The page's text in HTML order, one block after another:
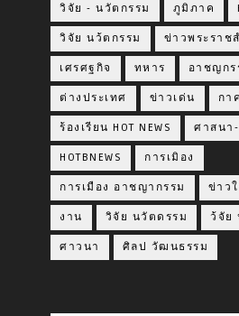
วิจัย - นวัตกรรม ภูมิภาค
วิจัย นว้ตกรรม ข่าวพระราช
เศรศฐกิจ ทหาร อาชญกร
ต่างประเทศ ข่าวเด่น กา
ร้องเรียน HOT NEWS ศาสนา
HOTBNEWS การเมิอง
การเมือง อาชญากรรม ข่าว
งาน วิจัย นวัตดรรม ว้จัย
ศาวนา ศิลป วัฒนธรรม